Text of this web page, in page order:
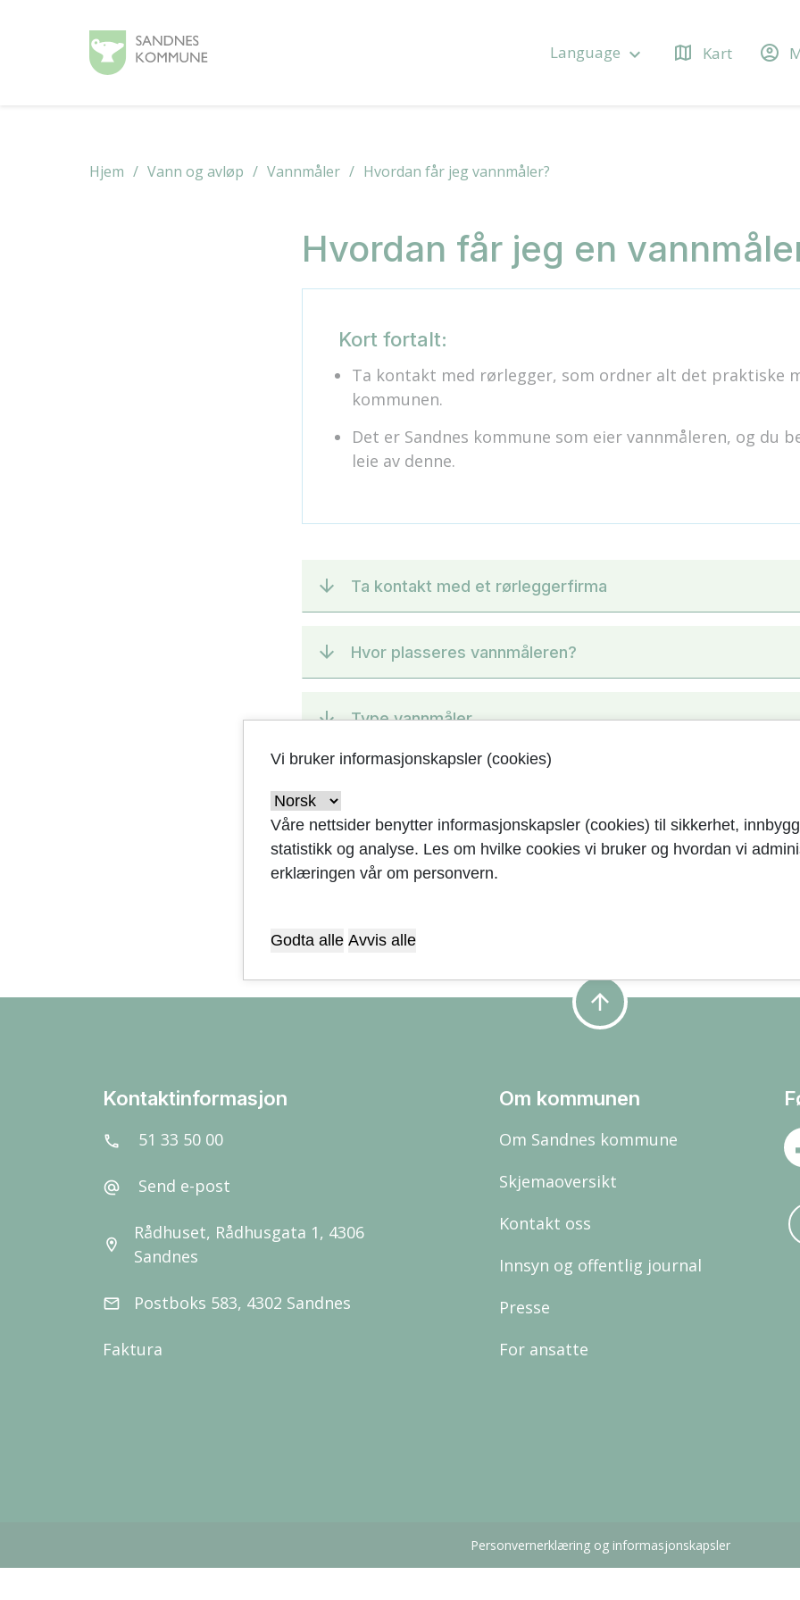
Language keyboard_arrow_down map Kart account_circle
Hjem Vann og avløp Vannmåler Hvordan får jeg vannmåler?
Hvordan får jeg en
Kort fortalt:
Ta kontakt med rørlegger, som ordner alt det praktiske
kommunen.
Det er Sandnes kommune som eier vannmåleren, og du
leie av denne.
Ta kontakt med et rørleggerfirma
Hvor plasseres vannmåleren?
Type vannmåler
Krav om tilbakestrømssikring
arrow_upward
Kontaktinformasjon
call 51 33 50 00
alternate_email Send e-post
location_on
Rådhuset, Rådhusgata 1, 4306
Sandnes
email Postboks 583, 4302 Sandnes
Faktura
Om kommunen
Om Sandnes kommune
Skjemaoversikt
Kontakt oss
Innsyn og offentlig journal
Presse
For ansatte
Personvernerklæring og informasjonskapsler
Vi bruker informasjonskapsler (cookies)
Våre nettsider benytter informasjonskapsler (cookies) til sikkerhet,
statistikk og analyse. Les om hvilke cookies vi bruker og hvordan vi
erklæringen vår om personvern.
Godta alle Avvis alle